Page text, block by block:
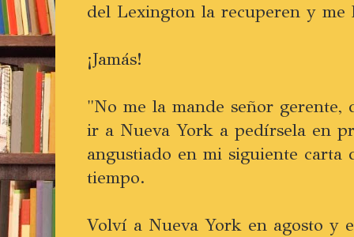
del Lexington la recuperen y me
¡Jamás!
"No me la mande señor gerente,
ir a Nueva York a pedírsela en
angustiado en mi siguiente carta
tiempo.
Volví a Nueva York en agosto y